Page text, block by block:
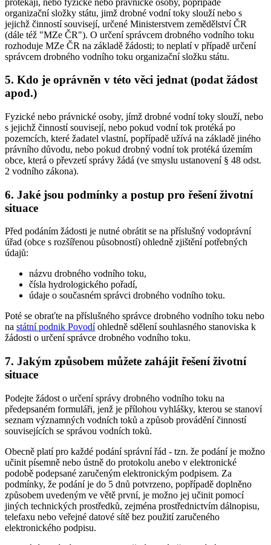
organizační složky státu, jimž drobné vodní toky slouží nebo s
jejichž činností souvisejí, určené Ministerstvem zemědělství ČR
(dále též "MZe ČR"). O určení správcem drobného vodního toku
rozhoduje MZe ČR na základě žádosti; to neplatí v případě určení
správcem drobného vodního toku organizační složku státu.
5. Kdo je oprávněn v této věci jednat (podat žádost
apod.)
Fyzické nebo právnické osoby, jímž drobné vodní toky slouží, nebo
s jejichž činností souvisejí, nebo pokud vodní tok protéká po
pozemcích, které žadatel vlastní, popřípadě užívá na základě jiného
právního důvodu, nebo pokud drobný vodní tok protéká územím
obce, která o převzetí správy žádá (ve smyslu ustanovení § 48 odst.
2 vodního zákona).
6. Jaké jsou podmínky a postup pro řešení životní
situace
Před podáním žádosti je nutné obrátit se na příslušný vodoprávní
úřad (obce s rozšířenou působností) ohledně zjištění potřebných
údajů:
názvu drobného vodního toku,
čísla hydrologického pořadí,
údaje o současném správci drobného vodního toku.
Poté se obraťte na příslušného správce drobného vodního toku nebo
na státní podnik Povodíohledně sdělení souhlasného stanoviska k
žádosti o určení správce drobného vodního toku.
7. Jakým způsobem můžete zahájit řešení životní
situace
Podejte žádost o určení správy drobného vodního toku na
předepsaném formuláři, jenž je přílohou vyhlášky, kterou se stanoví
seznam významných vodních toků a způsob provádění činností
souvisejících se správou vodních toků.
Obecně platí pro každé podání správní řád - tzn. že podání je možno
učinit písemně nebo ústně do protokolu anebo v elektronické
podobě podepsané zaručeným elektronickým podpisem. Za
podmínky, že podání je do 5 dnů potvrzeno, popřípadě doplněno
způsobem uvedeným ve větě první, je možno jej učinit pomocí
jiných technických prostředků, zejména prostřednictvím dálnopisu,
telefaxu nebo veřejné datové sítě bez použití zaručeného
elektronického podpisu.